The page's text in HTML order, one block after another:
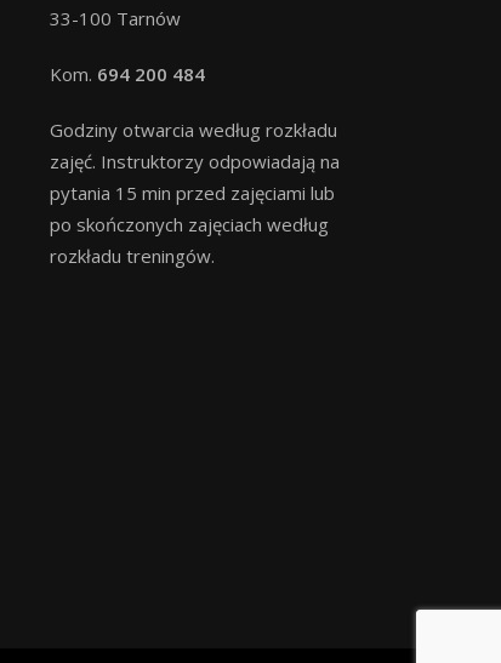
33-100 Tarnów
Kom. 694 200 484
Godziny otwarcia według rozkładu
zajęć. Instruktorzy odpowiadają na
pytania 15 min przed zajęciami lub
po skończonych zajęciach według
rozkładu treningów.